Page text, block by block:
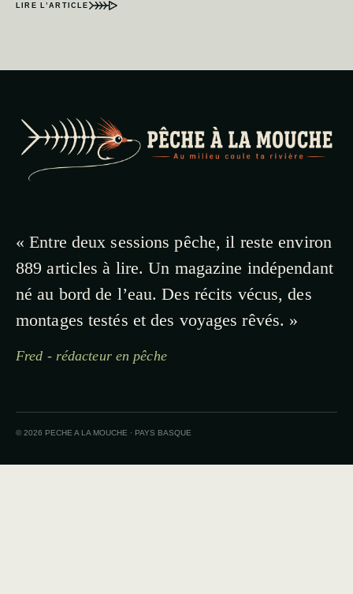
LIRE L’ARTICLE
« Entre deux sessions pêche, il reste environ
889 articles à lire. Un magazine indépendant
né au bord de l’eau. Des récits vécus, des
montages testés et des voyages rêvés. »
Fred - rédacteur en pêche
© 2026 PECHE A LA MOUCHE · PAYS BASQUE